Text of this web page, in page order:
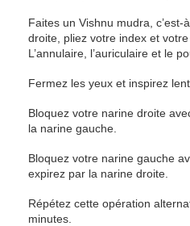
Faites un Vishnu mudra,
droite, pliez votre index et
L’annulaire, l’auriculaire et le
Fermez les yeux et inspirez
Bloquez votre narine droite
la narine gauche.
Bloquez votre narine gauche
expirez par la narine droite.
Répétez cette opération
minutes.